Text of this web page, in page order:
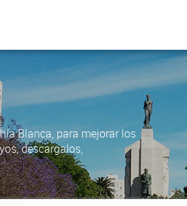
Blanca, para mejorar los
descargalos,